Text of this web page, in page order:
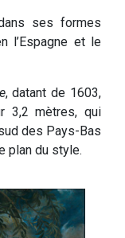
ses formes
l’Espagne et le
, datant de 1603,
3,2 mètres, qui
des Pays-Bas
plan du style.